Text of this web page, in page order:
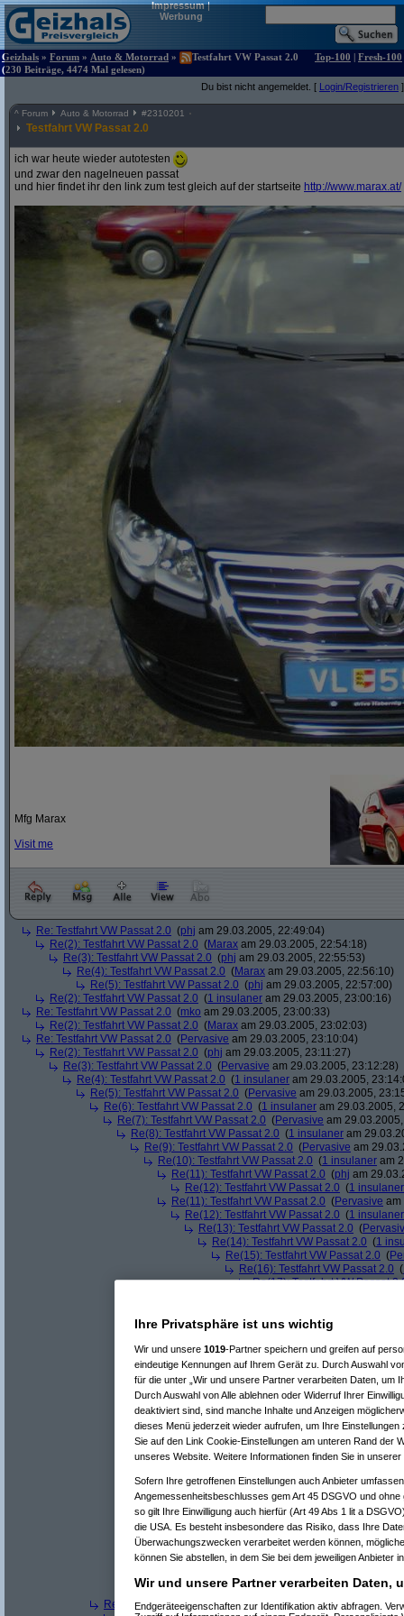
Impressum|
Werbung
Geizhals » Forum » Auto & Motorrad »
Testfahrt VW Passat 2.0
(230 Beiträge, 4474 Mal gelesen)
Top-100 | Fresh-100
Du bist nicht angemeldet. [ Login/Registrieren ]
^ Forum Auto & Motorrad #2310201
Testfahrt VW Passat 2.0
ich war heute wieder autotesten
und zwar den nagelneuen passat
und hier findet ihr den link zum test gleich auf der startseite http://www.marax.at/
Mfg Marax
Visit me
Re: Testfahrt VW Passat 2.0 (phj am 29.03.2005, 22:49:04)
Re(2): Testfahrt VW Passat 2.0 (Marax am 29.03.2005, 22:54:18)
Re(3): Testfahrt VW Passat 2.0 (phj am 29.03.2005, 22:55:53)
Re(4): Testfahrt VW Passat 2.0 (Marax am 29.03.2005, 22:56:10)
Re(5): Testfahrt VW Passat 2.0 (phj am 29.03.2005, 22:57:00)
Re(2): Testfahrt VW Passat 2.0 (1 insulaner am 29.03.2005, 23:00:16)
Re: Testfahrt VW Passat 2.0 (mko am 29.03.2005, 23:00:33)
Re(2): Testfahrt VW Passat 2.0 (Marax am 29.03.2005, 23:02:03)
Re: Testfahrt VW Passat 2.0 (Pervasive am 29.03.2005, 23:10:04)
Re(2): Testfahrt VW Passat 2.0 (phj am 29.03.2005, 23:11:27)
Re(3): Testfahrt VW Passat 2.0 (Pervasive am 29.03.2005, 23:12:28)
Re(4): Testfahrt VW Passat 2.0 (1 insulaner am 29.03.2005,
Re(5): Testfahrt VW Passat 2.0 (Pervasive am 29.03.2005,
Re(6): Testfahrt VW Passat 2.0 (1 insulaner am 29.03.2005,
Re(7): Testfahrt VW Passat 2.0 (Pervasive am
Re(8): Testfahrt VW Passat 2.0 (1 insulaner am
Re(9): Testfahrt VW Passat 2.0 (Pervasive am
Re(10): Testfahrt VW Passat 2.0 (1 insulaner am
Re(11): Testfahrt VW Passat 2.0 (phj am
Re(12): Testfahrt VW Passat 2.0 (1 insulaner
Re(11): Testfahrt VW Passat 2.0 (Pervasive am
Re(12): Testfahrt VW Passat 2.0 (1 insulaner
Re(13): Testfahrt VW Passat 2.0 (
Re(14): Testfahrt VW Passat 2.0 (1
Re(15): Testfahrt VW Passat 2.0 (
Re(16): Testfahrt VW Passat 2.0 (
Re(17): Testfahrt VW Passat
^ Forum Auto & Motorrad #2311061
Re(13): Testfahrt VW Passat 2.0
ja die italiener liegen qualitätsmäßig wohl
Re(14): Testfahrt VW Passat 2.0 (1
Re(13): Testfahrt VW Passat 2.0(
Re(14): Testfahrt VW Passat 2.0(
Re(11): Testfahrt VW Passat 2.0(Pervasiveam
Re(12): Testfahrt VW Passat 2.0(1 insulaner
Re(13): Testfahrt VW Passat 2.0
Re(14): Testfahrt VW Passat 2.0
1
Re(15): Testfahrt VW Passat 2.0(
Re(16): Testfahrt VW Passat 2.0
Re(9): Testfahrt VW Passat 2.0(Coolieam
Re(6): Testfahrt VW Passat 2.0( Maraxam 29.03.2005,
Ihre Privatsphäre ist uns wichtig
Wir und unsere 1019-Partner speichern und greifen auf
eindeutige Kennungen auf Ihrem Gerät zu. Durch Auswahl
für die unter „Wir und unsere Partner verarbeiten Daten, um
Durch Auswahl von Alle ablehnen oder Widerruf Ihrer
deaktiviert sind, sind manche Inhalte und Anzeigen
dieses Menü jederzeit wieder aufrufen, um Ihre
Sie auf den Link Cookie-Einstellungen am unteren Rand der
unseres Website. Weitere Informationen finden Sie in
Sofern Ihre getroffenen Einstellungen auch Anbieter
Angemessenheitsbeschlusses gem Art 45 DSGVO und
so gilt Ihre Einwilligung auch hierfür (Art 49 Abs 1 lit a
die USA. Es besteht insbesondere das Risiko, dass Ihre
Überwachungszwecken verarbeitet werden können,
können Sie abstellen, in dem Sie bei dem jeweiligen Anbieter
Wir und unsere Partner verarbeiten Daten,
Endgeräteeigenschaften zur Identifikation aktiv abfragen.